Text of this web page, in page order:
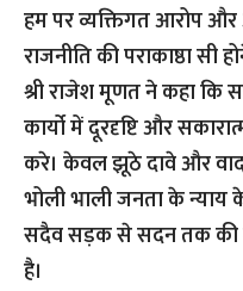
हम पर व्यक्तिगत आरोप और
राजनीति की पराकाष्ठा सी
श्री राजेश मूणत ने कहा कि
कार्यो में दूरदृष्टि और
करे। केवल झूठे दावे और
भोली भाली जनता के न्याय
सदैव सड़क से सदन तक की
है।